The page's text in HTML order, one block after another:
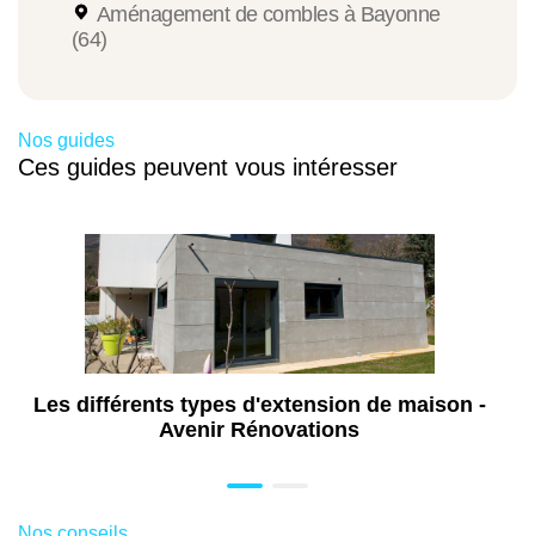
Aménagement de combles à Bayonne
(64)
Nos guides
Ces guides peuvent vous intéresser
Les différents types d'extension de maison -
Avenir Rénovations